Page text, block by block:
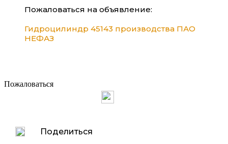
Пожаловаться на объявление:
Гидроцилиндр 45143 производства ПАО
НЕФАЗ
Пожаловаться
Поделиться